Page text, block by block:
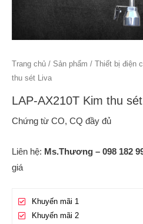
Trang chủ / Sản phẩm / Thiết bị điện
thu sét Liva
LAP-AX210T Kim thu
Chứng từ CO, CQ đầy đủ
Liên hệ: Ms.Thương – 098 182
giá
Khuyến mãi 1
Khuyến mãi 2